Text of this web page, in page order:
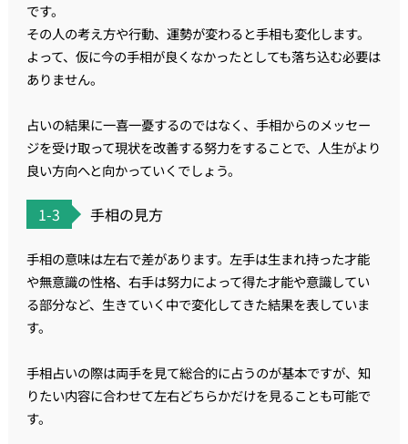
です。
その人の考え方や行動、運勢が変わると手相も変化します。
よって、仮に今の手相が良くなかったとしても落ち込む必要は
ありません。
占いの結果に一喜一憂するのではなく、手相からのメッセー
ジを受け取って現状を改善する努力をすることで、人生がより
良い方向へと向かっていくでしょう。
1-3 手相の見方
手相の意味は左右で差があります。左手は生まれ持った才能
や無意識の性格、右手は努力によって得た才能や意識してい
る部分など、生きていく中で変化してきた結果を表していま
す。
手相占いの際は両手を見て総合的に占うのが基本ですが、知
りたい内容に合わせて左右どちらかだけを見ることも可能で
す。